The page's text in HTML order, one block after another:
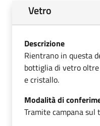
Vetro
Descrizione
Rientrano in questa
bottiglia di vetro
e cristallo.
Modalità di
Tramite campana